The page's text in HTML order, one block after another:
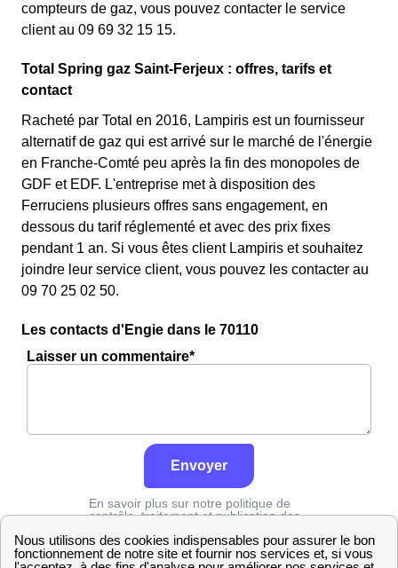
compteurs de gaz, vous pouvez contacter le service
client au 09 69 32 15 15.
Total Spring gaz Saint-Ferjeux : offres, tarifs et
contact
Racheté par Total en 2016, Lampiris est un fournisseur
alternatif de gaz qui est arrivé sur le marché de l'énergie
en Franche-Comté peu après la fin des monopoles de
GDF et EDF. L'entreprise met à disposition des
Ferruciens plusieurs offres sans engagement, en
dessous du tarif réglementé et avec des prix fixes
pendant 1 an. Si vous êtes client Lampiris et souhaitez
joindre leur service client, vous pouvez les contacter au
09 70 25 02 50.
Les contacts d'Engie dans le 70110
Laisser un commentaire*
Envoyer
En savoir plus sur notre politique de
contrôle, traitement et publication des